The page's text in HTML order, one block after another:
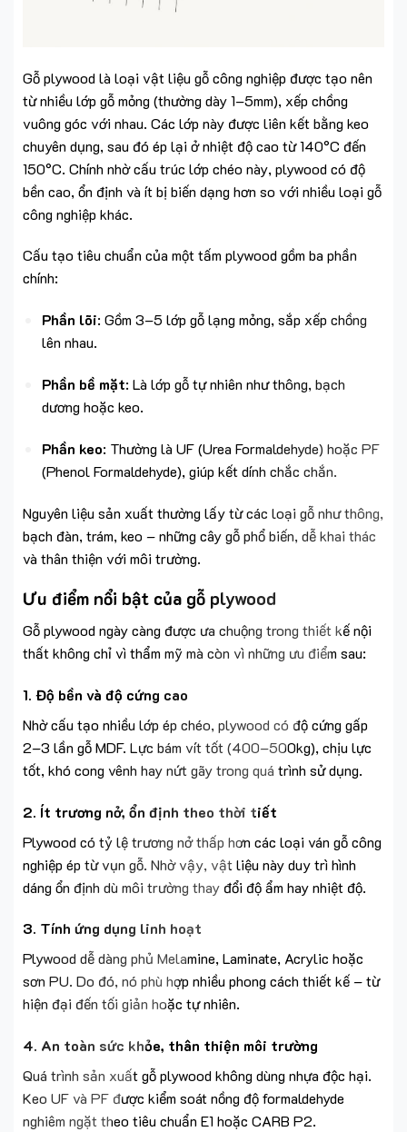
Gỗ plywood là loại vật liệu gỗ công nghiệp được tạo nên
từ nhiều lớp gỗ mỏng (thường dày 1–5mm), xếp chồng
vuông góc với nhau. Các lớp này được liên kết bằng keo
chuyên dụng, sau đó ép lại ở nhiệt độ cao từ 140°C đến
150°C. Chính nhờ cấu trúc lớp chéo này, plywood có độ
bền cao, ổn định và ít bị biến dạng hơn so với nhiều loại gỗ
công nghiệp khác.
Cấu tạo tiêu chuẩn của một tấm plywood gồm ba phần
chính:
Phần lõi: Gồm 3–5 lớp gỗ lạng mỏng, sắp xếp chồng
lên nhau.
Phần bề mặt: Là lớp gỗ tự nhiên như thông, bạch
dương hoặc keo.
Phần keo: Thường là UF (Urea Formaldehyde) hoặc PF
(Phenol Formaldehyde), giúp kết dính chắc chắn.
Nguyên liệu sản xuất thường lấy từ các loại gỗ như thông,
bạch đàn, trám, keo – những cây gỗ phổ biến, dễ khai thác
và thân thiện với môi trường.
Ưu điểm nổi bật của gỗ plywood
Gỗ plywood ngày càng được ưa chuộng trong thiết kế nội
thất không chỉ vì thẩm mỹ mà còn vì những ưu điểm sau:
1. Độ bền và độ cứng cao
Nhờ cấu tạo nhiều lớp ép chéo, plywood có độ cứng gấp
2–3 lần gỗ MDF. Lực bám vít tốt (400–500kg), chịu lực
tốt, khó cong vênh hay nứt gãy trong quá trình sử dụng.
2. Ít trương nở, ổn định theo thời tiết
Plywood có tỷ lệ trương nở thấp hơn các loại ván gỗ công
nghiệp ép từ vụn gỗ. Nhờ vậy, vật liệu này duy trì hình
dáng ổn định dù môi trường thay đổi độ ẩm hay nhiệt độ.
3. Tính ứng dụng linh hoạt
Plywood dễ dàng phủ Melamine, Laminate, Acrylic hoặc
sơn PU. Do đó, nó phù hợp nhiều phong cách thiết kế – từ
hiện đại đến tối giản hoặc tự nhiên.
4. An toàn sức khỏe, thân thiện môi trường
Quá trình sản xuất gỗ plywood không dùng nhựa độc hại.
Keo UF và PF được kiểm soát nồng độ formaldehyde
nghiêm ngặt theo tiêu chuẩn E1 hoặc CARB P2.